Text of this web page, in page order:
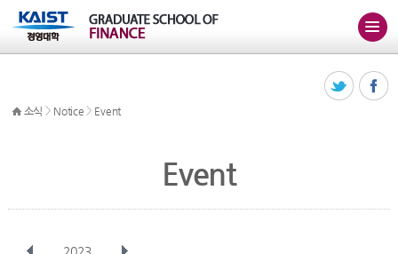
소식 > Notice > Event
Event